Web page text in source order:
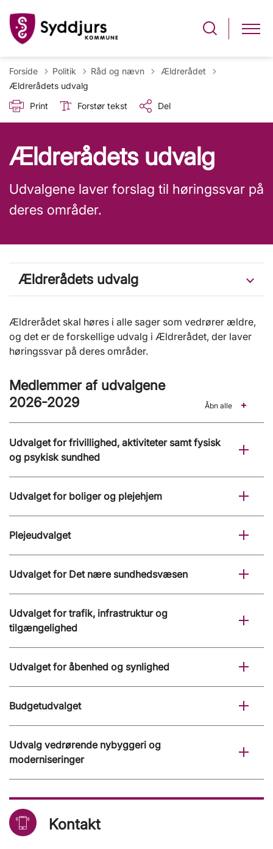
Forside Politik Råd og nævn Tilbage til
Ældrerådet
Ældrerådets udvalg
Print
Forstør tekst Del
Ældrerådets udvalg
Udvalgene laver forslag til høringssvar på
deres områder.
Ældrerådets udvalg
Ældrerådet skal høres i alle sager som vedrører ældre,
og det er de forskellige udvalg i Ældrerådet, der laver
høringssvar på deres områder.
Medlemmer af udvalgene
2026-2029
Åbn alle
Udvalget for frivillighed, aktiviteter samt fysisk
og psykisk sundhed
Udvalget for boliger og plejehjem
Plejeudvalget
Udvalget for Det nære sundhedsvæsen
Udvalget for trafik, infrastruktur og
tilgængelighed
Udvalget for åbenhed og synlighed
Budgetudvalget
Udvalg vedrørende nybyggeri og
moderniseringer
Kontakt